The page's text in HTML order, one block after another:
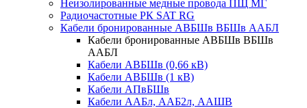
Неизолированные медные провода ПЩ МГ
Радиочастотные РК SAT RG
Кабели бронированные АВБШв ВБШв ААБЛ
Кабели бронированные АВБШв ВБШв
ААБЛ
Кабели АВБШв (0,66 кВ)
Кабели АВБШв (1 кВ)
Кабели АПвБШв
Кабели ААБл, ААБ2л, ААШВ